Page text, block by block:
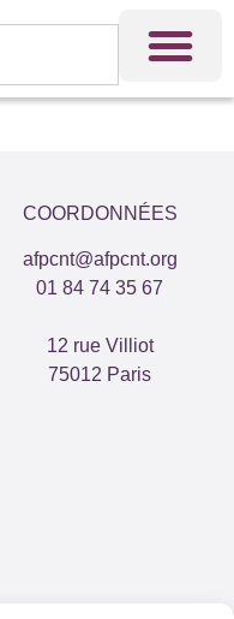
COORDONNÉES
afpcnt@afpcnt.org
01 84 74 35 67
12 rue Villiot
75012 Paris